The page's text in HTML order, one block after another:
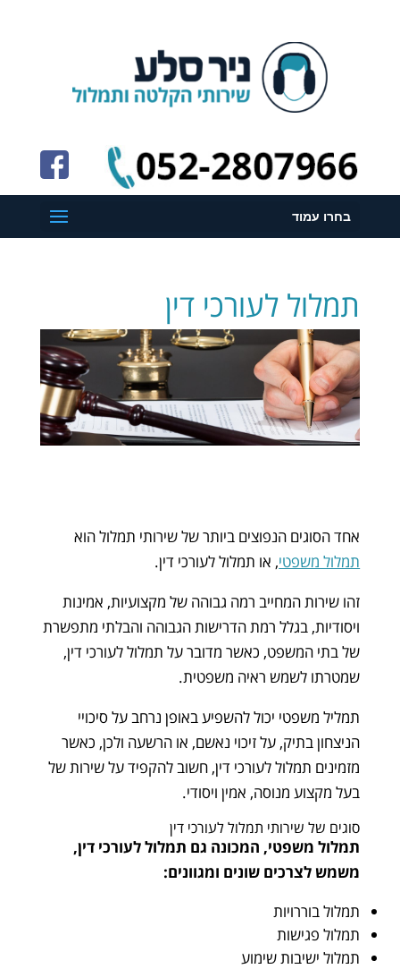
בחרו עמוד
תמלול לעורכי דין
אחד הסוגים הנפוצים ביותר של שירותי תמלול הוא
תמלול משפטי, או תמלול לעורכי דין.
זהו שירות המחייב רמה גבוהה של מקצועיות, אמינות
ויסודיות, בגלל רמת הדרישות הגבוהה והבלתי מתפשרת
של בתי המשפט, כאשר מדובר על תמלול לעורכי דין,
שמטרתו לשמש ראיה משפטית.
תמליל משפטי יכול להשפיע באופן נרחב על סיכויי
הניצחון בתיק, על זיכוי נאשם, או הרשעה ולכן, כאשר
מזמינים תמלול לעורכי דין, חשוב להקפיד על שירות של
בעל מקצוע מנוסה, אמין ויסודי.
סוגים של שירותי תמלול לעורכי דין
תמלול משפטי, המכונה גם תמלול לעורכי דין,
משמש לצרכים שונים ומגוונים:
תמלול בוררויות
תמלול פגישות
תמלול ישיבות שימוע